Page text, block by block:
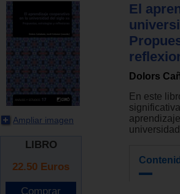
Ampliar imagen
LIBRO
22.50 Euros
El
Dolors
En este